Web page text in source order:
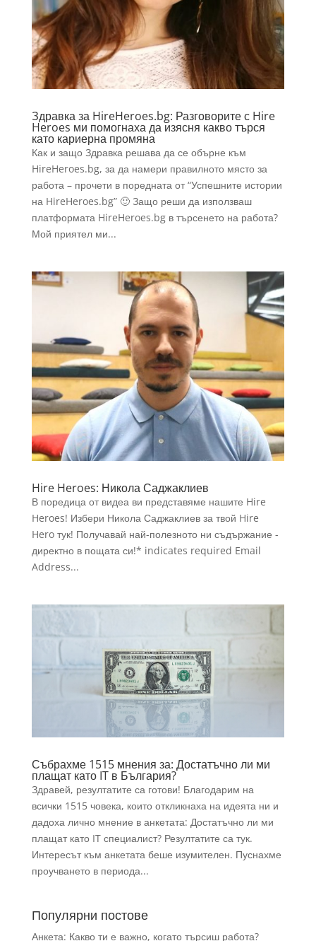
Здравка за HireHeroes.bg: Разговорите с Hire
Heroes ми помогнаха да изясня какво търся
като кариерна промяна
Как и защо Здравка решава да се обърне към
HireHeroes.bg, за да намери правилното място за
работа – прочети в поредната от “Успешните истории
на HireHeroes.bg” 🙂 Защо реши да използваш
платформата HireHeroes.bg в търсенето на работа?
Мой приятел ми...
Hire Heroes: Никола Саджаклиев
В поредица от видеа ви представяме нашите Hire
Heroes! Избери Никола Саджаклиев за твой Hire
Hero тук! Получавай най-полезното ни съдържание -
директно в пощата си!* indicates required Email
Address...
Събрахме 1515 мнения за: Достатъчно ли ми
плащат като IT в България?
Здравей, резултатите са готови! Благодарим на
всички 1515 човека, които откликнаха на идеята ни и
дадоха лично мнение в анкетата: Достатъчно ли ми
плащат като IT специалист? Резултатите са тук.
Интересът към анкетата беше изумителен. Пуснахме
проучването в периода...
Популярни постове
Анкета: Какво ти е важно, когато търсиш работа?